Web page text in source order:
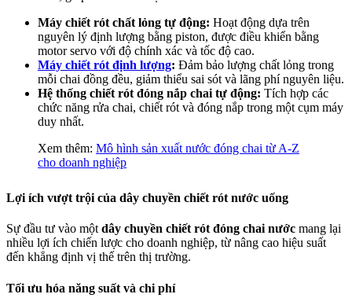
Máy chiết rót chất lỏng tự động: Hoạt động dựa trên
nguyên lý định lượng bằng piston, được điều khiển bằng
motor servo với độ chính xác và tốc độ cao.
Máy chiết rót định lượng: Đảm bảo lượng chất lỏng trong
mỗi chai đồng đều, giảm thiểu sai sót và lãng phí nguyên liệu.
Hệ thống chiết rót đóng nắp chai tự động: Tích hợp các
chức năng rửa chai, chiết rót và đóng nắp trong một cụm máy
duy nhất.
Xem thêm: Mô hình sản xuất nước đóng chai từ A-Z
cho doanh nghiệp
Lợi ích vượt trội của dây chuyền chiết rót nước uống
Sự đầu tư vào mộtdây chuyền chiết rót đóng chai nước mang lại
nhiều lợi ích chiến lược cho doanh nghiệp, từ nâng cao hiệu suất
đến khẳng định vị thế trên thị trường.
Tối ưu hóa năng suất và chi phí